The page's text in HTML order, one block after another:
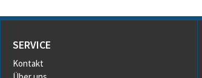
SERVICE
Kontakt